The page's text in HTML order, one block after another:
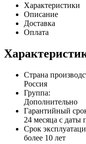
Характеристики
Описание
Доставка
Оплата
Страна
Россия
Группа:
Дополнительно
Гарантийный
24 месяца с даты
Срок
более 10 лет